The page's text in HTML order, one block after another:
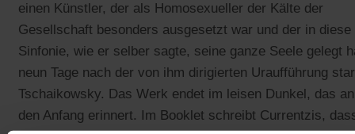
einen Künstler, der als Homosexueller der Kälte der
Gesellschaft besonders ausgesetzt war und der in diese
Sinfonie, wie er selber sagte, seine ganze Seele gelegt
neun Tage nach der von ihm dirigierten Uraufführung
Tschaikowsky. Das Werk endet im leisen Dunkel, das an
den Anfang erinnert. Im Booklet schreibt Currentzis,